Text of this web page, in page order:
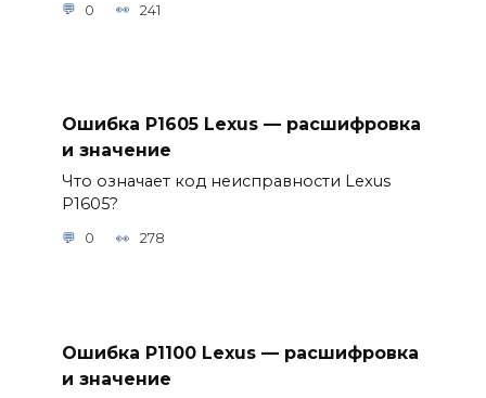
0 241
Ошибка P1605 Lexus — расшифровка
и значение
Что означает код неисправности Lexus
P1605?
0 278
Ошибка P1100 Lexus — расшифровка
и значение